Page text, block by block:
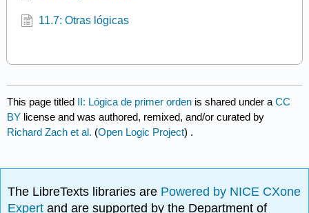
11.7: Otras lógicas
This page titled II: Lógica de primer orden is shared under aCC
BY license and was authored, remixed, and/or curated by
Richard Zach et al. (Open Logic Project) .
The LibreTexts libraries are Powered by NICE CXone
Expertand are supported by the Department of